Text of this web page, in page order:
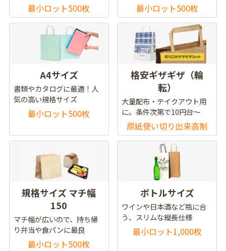
最小ロット500枚 最小ロット500枚
A4サイズ
書類やカタログに最適！人
気の高い規格サイズ
最小ロット500枚
格安ギザギザ（輪
転）
大量配布・テイクアウト用
に。条件次第で10円台～
原紙使い切り出来高制
規格サイズ マチ幅
150
マチ幅が広いので、持ち帰
り弁当や食パンに最良
最小ロット500枚
ボトルサイズ
ワインや日本酒など瓶に合
う、スリムな縦長仕様
最小ロット1,000枚